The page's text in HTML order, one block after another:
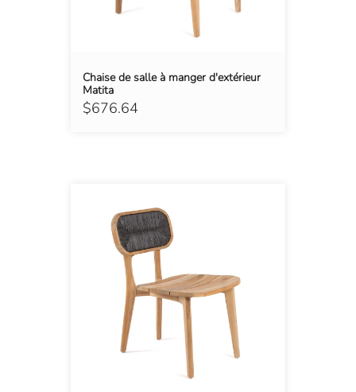
$676.64
Chaise de salle à manger d'extérieur
Matita